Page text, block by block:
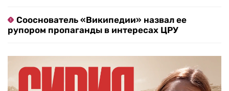
Сооснователь «Википедии» назвал ее
рупором пропаганды в интересах ЦРУ